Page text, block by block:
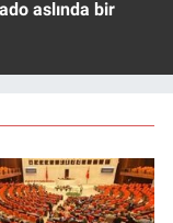
aslında bir